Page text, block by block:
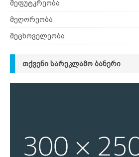
მეფუტკრეობა
მეღორეობა
მეცხოველეობა
ᲗᲥᲕᲔᲜᲘ ᲡᲐᲠᲔᲙᲚᲐᲛᲝ ᲑᲐᲜᲔᲠᲘ